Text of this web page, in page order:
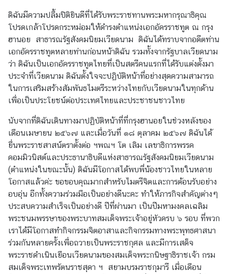
ย
ว
กั
บ
ส
ถ
า
น
อ
ก
อั
ค
ร
ร
า
ช
ทู
ต
ฯ
ดิฉันมีความปลื้มปิติยินดีที่ได้รับพระราชทานพระมหากรุณาธิคุณ
โปรดเกล้าโปรดกระหม่อมให้ดำรงตำแหน่งเอกอัครราชทูต ณ กรุง
ฮานอย สาธารณรัฐสังคมนิยมเวียดนาม ดิฉันได้ทราบจากอดีตท่าน
เอกอัครราชทูตหลายท่านก่อนหน้าดิฉัน รวมทั้งจากรัฐบาลเวียดนาม
ว่า ดิฉันเป็นเอกอัครราชทูตไทยที่เป็นสตรีคนแรกที่ได้รับแต่งตั้งมา
ประจำที่เวียดนาม ดิฉันตั้งใจจะปฏิบัติหน้าที่อย่างสุดความสามารถ
ในการเสริมสร้างสัมพันธไมตรีระหว่างไทยกับเวียดนามในทุกด้าน
เพื่อเป็นประโยชน์ต่อประเทศไทยและประชาชนชาวไทย
นับจากที่ดิฉันเดินทางมาปฏิบัติหน้าที่ที่กรุงฮานอยในช่วงหลังของ
เดือนเมษายน ๒๕๖๗ และเมื่อวันที่ ๑๘ ตุลาคม ๒๕๖๗ ดิฉันได้
ยื่นพระราชสาสน์ตราตั้งต่อ ฯพณฯ โต เลิม เลขาธิการพรรค
คอมมิวนิสต์และประธานาธิบดีแห่งสาธารณรัฐสังคมนิยมเวียดนาม
(ตำแหน่งในขณะนั้น) ดิฉันมีโอกาสได้พบพี่น้องชาวไทยในหลาย
โอกาสแล้วค่ะ ขอขอบคุณมากสำหรับไมตรีจิตและการต้อนรับอย่าง
อบอุ่น อีกทั้งความร่วมมือเป็นอย่างดีนะคะ ทำให้ภารกิจสำคัญต่างๆ
ประสบความสำเร็จเป็นอย่างดี ปีที่ผ่านมา เป็นปีมหามงคลเฉลิม
พระชนมพรรษาของพระบาทสมเด็จพระเจ้าอยู่หัวครบ ๖ รอบ ที่พวก
เราได้มีโอกาสทำกิจกรรมจิตอาสาและกิจกรรมทางพระพุทธศาสนา
ร่วมกันหลายครั้งเพื่อถวายเป็นพระราชกุศล และมีการเสด็จ
พระราชดำเนินเยือนเวียดนามของสมเด็จพระกนิษฐาธิราชเจ้า กรม
สมเด็จพระเทพรัตนราชสุดา ฯ สยามบรมราชกุมารี เมื่อเดือน